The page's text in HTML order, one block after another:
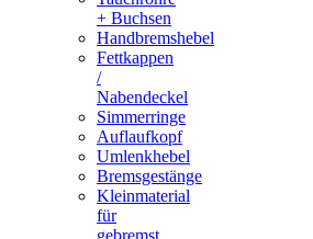
+ Buchsen
Handbremshebel
Fettkappen
/
Nabendeckel
Simmerringe
Auflaufkopf
Umlenkhebel
Bremsgestänge
Kleinmaterial
für
gebremst